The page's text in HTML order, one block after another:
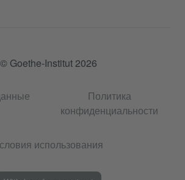
© Goethe-Institut 2026
Политика
конфиденциальности
использования